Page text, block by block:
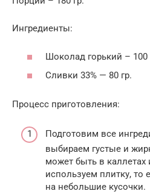
Ингредиенты:
Шоколад горький – 100
Сливки 33% — 80 гр.
Процесс приготовления:
Подготовим все
выбираем густые и
может быть в каллетах
используем плитку, то
на небольшие кусочки.